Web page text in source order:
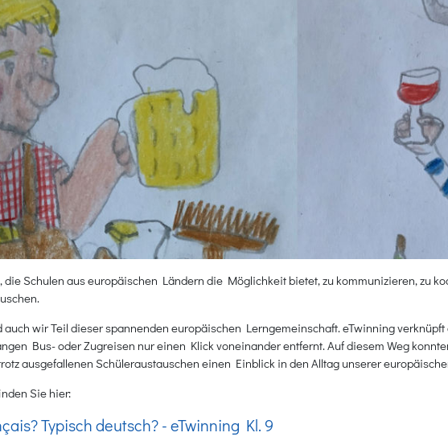
Schulen aus europäischen Ländern die Möglichkeit bietet, zu kommunizieren, zu
auch wir Teil dieser spannenden europäischen Lerngemeinschaft. eTwinning
Bus- oder Zugreisen nur einen Klick voneinander entfernt. Auf diesem Weg
ausgefallenen Schüleraustauschen einen Einblick in den Alltag unserer
Sie hier:
Typisch deutsch? - eTwinning Kl. 9